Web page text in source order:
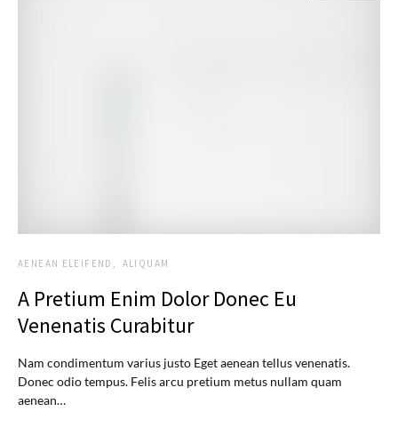
AENEAN ELEIFEND ALIQUAM
A Pretium Enim Dolor Donec Eu
Venenatis Curabitur
Nam condimentum varius justo Eget aenean tellus venenatis.
Donec odio tempus. Felis arcu pretium metus nullam quam
aenean…